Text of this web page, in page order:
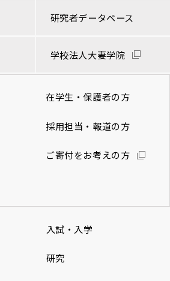
研究者データベース
学校法人大妻学院
在学生・保護者の方
採用担当・報道の方
ご寄付をお考えの方
入試・入学
研究